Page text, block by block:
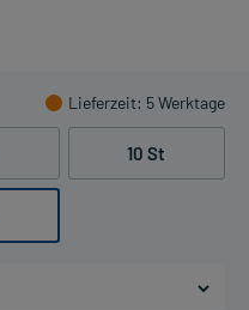
Lieferzeit: 5 Werktage
10 St